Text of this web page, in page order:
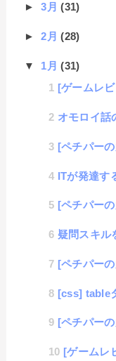
►3月(31)
►2月(28)
▼ 1月(31)
[ゲームレビ
オモロイ話
[ペチパーの
ITが発達す
[ペチパーの大
疑問スキル
[ペチパーの
[css] tableタ
[ペチパーの大冒
[ゲームレ